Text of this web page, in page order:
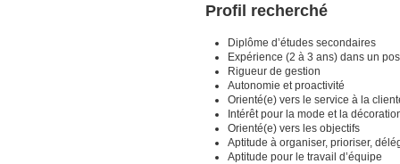
Profil recherché
Diplôme d’études secondaires
Expérience (2 à 3 ans) dans un
Rigueur de gestion
Autonomie et proactivité
Orienté(e) vers le service à la
Intérêt pour la mode et la
Orienté(e) vers les objectifs
Aptitude à organiser, prioriser,
Aptitude pour le travail d’équipe